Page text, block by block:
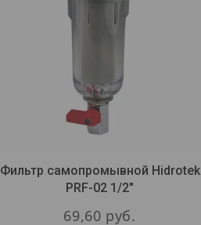
Фильтр самопромывной Hidrotek
PRF-02 1/2"
69,60 руб.